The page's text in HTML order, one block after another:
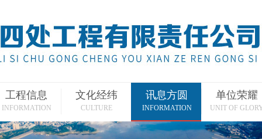
工程信息
INFORMATION
文化经纬
CULTURE
讯息方圆
INFORMATION
单位荣耀
UNIT OF